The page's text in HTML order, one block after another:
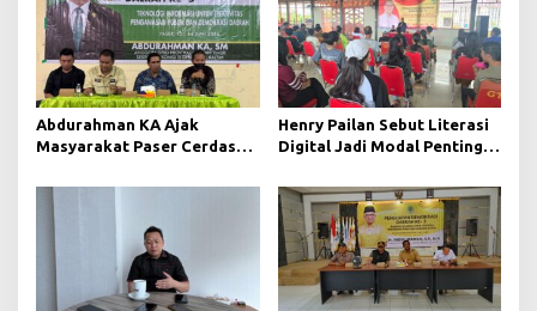
Abdurahman KA Ajak
Masyarakat Paser Cerdas
Digital
Henry Pailan Sebut Literasi
Digital Jadi Modal Penting
Lebih Terbuka